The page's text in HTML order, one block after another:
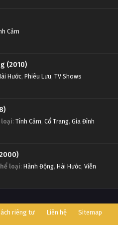
Cảm
(2010)
Hước, Phiêu Lưu, TV Shows
loại: Tình Cảm, Cổ Trang, Gia Đình
Chơi Phần 1 (2000)
loại: Hành Động, Hài Hước, Viễn
riêng tư Liên hệ Sitemap